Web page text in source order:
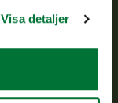
Visa detaljer